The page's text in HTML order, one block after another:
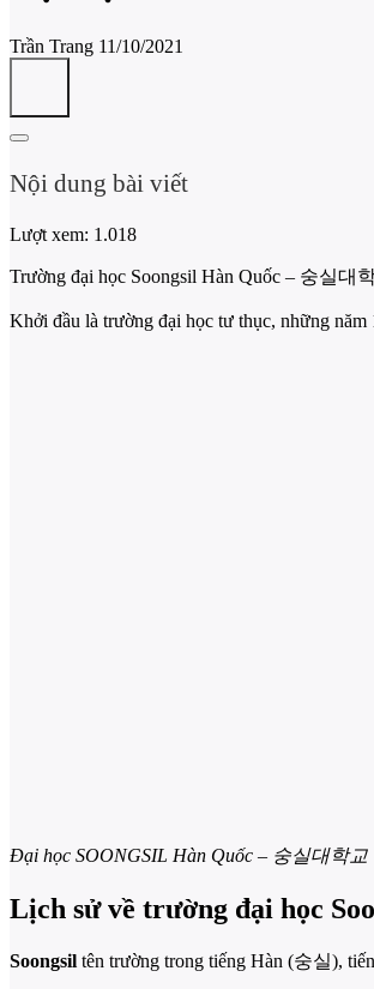
Trần Trang 11/10/2021
Nội dung bài viết
Lượt xem: 1.018
Trường đại học Soongsil Hàn Quốc – 숭실대
Khởi đầu là trường đại học tư thục, những
Đại học SOONGSIL Hàn Quốc – 숭실대학교
Lịch sử về trường đại học
Soongsil tên trường trong tiếng Hàn (숭실),